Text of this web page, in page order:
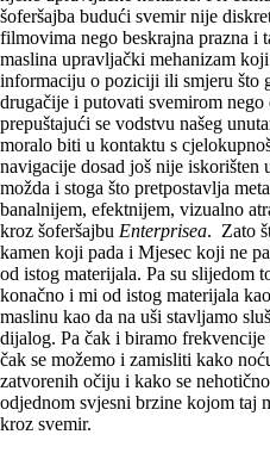
šoferšajba budući svemir nije
filmovima nego beskrajna prazna i
maslina upravljački mehanizam
informaciju o poziciji ili smjeru što
drugačije i putovati svemirom
prepuštajući se vodstvu našeg
moralo biti u kontaktu s
navigacije dosad još nije iskorišten
možda i stoga što pretpostavlja
banalnijem, efektnijem, vizualno
kroz šoferšajbu Enterprisea. Zato
kamen koji pada i Mjesec koji ne
od istog materijala. Pa su slijedom
konačno i mi od istog materijala
maslinu kao da na uši stavljamo
dijalog. Pa čak i biramo
čak se možemo i zamisliti kako
zatvorenih očiju i kako se
odjednom svjesni brzine kojom taj
kroz svemir.